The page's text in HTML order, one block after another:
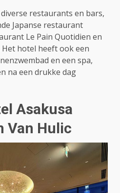
restaurants en bars,
Japanse restaurant
Le Pain Quotidien en
Het hotel heeft ook een
en een spa,
na een drukke dag
Asakusa
Van Hulic